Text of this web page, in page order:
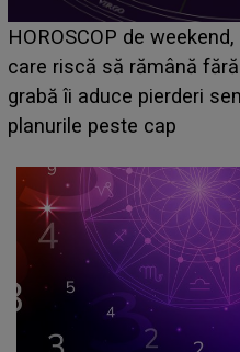
Emanuel a ținut ACEST
acum! În fața Alexandrei,
face o MĂRTURISIRE
sa: "I-am spus și ei în